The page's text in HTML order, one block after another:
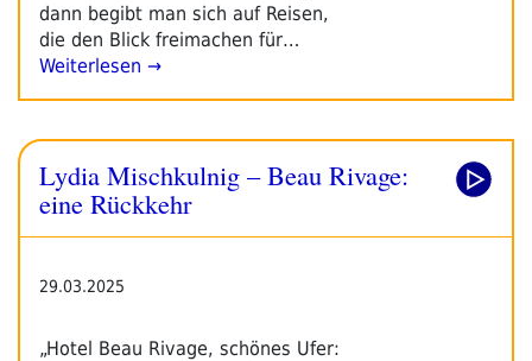
dann begibt man sich auf Reisen,
die den Blick freimachen für…
Weiterlesen →
Lydia Mischkulnig – Beau Rivage:
eine Rückkehr
29.03.2025
„Hotel Beau Rivage, schönes Ufer: